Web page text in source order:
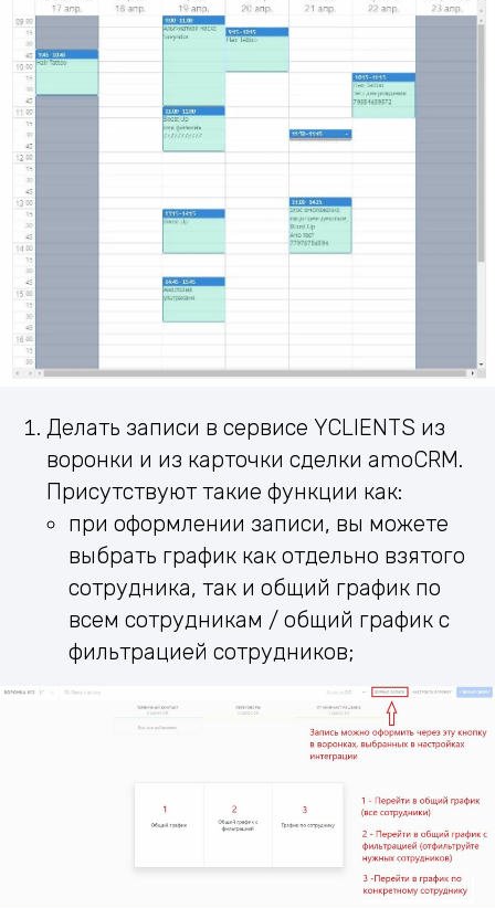
Делать записи в сервисе YCLIENTS из
воронки и из карточки сделки amoCRM.
Присутствуют такие функции как:
при оформлении записи, вы можете
выбрать график как отдельно взятого
сотрудника, так и общий график по
всем сотрудникам / общий график с
фильтрацией сотрудников;